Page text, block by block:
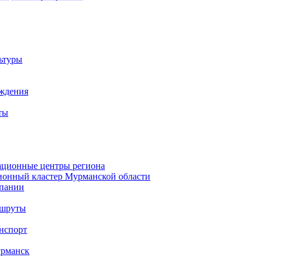
центры региона
кластер Мурманской области